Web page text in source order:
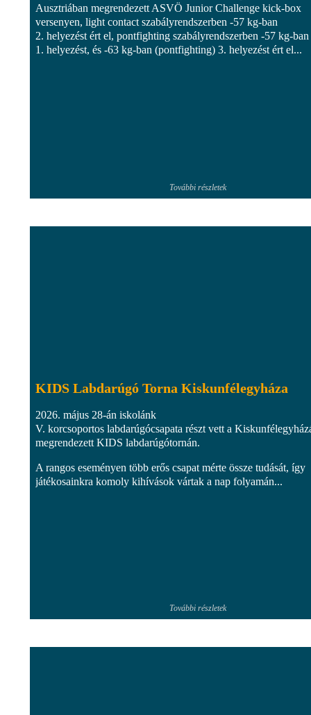
Ausztriában megrendezett ASVÖ Junior Challenge kick-box
versenyen, light contact szabályrendszerben -57 kg-ban
2. helyezést ért el, pontfighting szabályrendszerben -57 kg-ban
1. helyezést, és -63 kg-ban (pontfighting) 3. helyezést ért el...
További részletek
KIDS Labdarúgó Torna Kiskunfélegyháza
2026. május 28-án iskolánk
V. korcsoportos labdarúgócsapata részt vett a
megrendezett KIDS labdarúgótornán.
A rangos eseményen több erős csapat mérte össze tudását, így
játékosainkra komoly kihívások vártak a nap folyamán...
További részletek